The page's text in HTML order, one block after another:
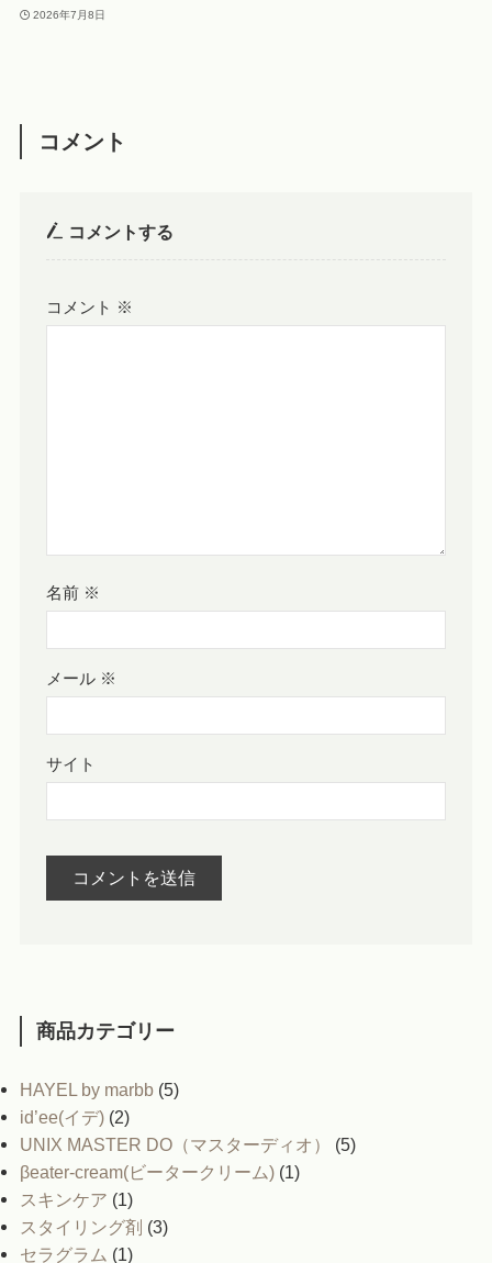
2026年7月8日
コメント
コメントする
コメント ※
名前 ※
メール ※
サイト
商品カテゴリー
HAYEL by marbb (5)
id’ee(イデ) (2)
UNIX MASTER DO（マスターディオ）
(5)
βeater-cream(ビータークリーム) (1)
スキンケア (1)
スタイリング剤 (3)
セラグラム (1)